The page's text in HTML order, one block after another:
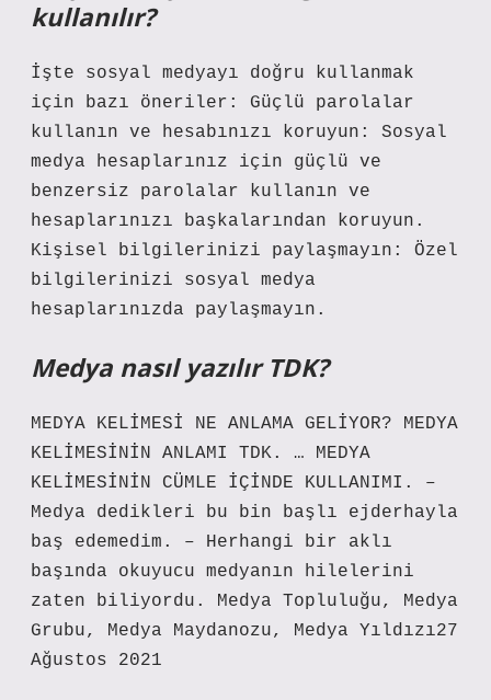
kullanılır?
İşte sosyal medyayı doğru kullanmak
için bazı öneriler: Güçlü parolalar
kullanın ve hesabınızı koruyun: Sosyal
medya hesaplarınız için güçlü ve
benzersiz parolalar kullanın ve
hesaplarınızı başkalarından koruyun.
Kişisel bilgilerinizi paylaşmayın: Özel
bilgilerinizi sosyal medya
hesaplarınızda paylaşmayın.
Medya nasıl yazılır TDK?
MEDYA KELİMESİ NE ANLAMA GELİYOR? MEDYA
KELİMESİNİN ANLAMI TDK. … MEDYA
KELİMESİNİN CÜMLE İÇİNDE KULLANIMI. –
Medya dedikleri bu bin başlı ejderhayla
baş edemedim. – Herhangi bir aklı
başında okuyucu medyanın hilelerini
zaten biliyordu. Medya Topluluğu, Medya
Grubu, Medya Maydanozu, Medya Yıldızı27
Ağustos 2021